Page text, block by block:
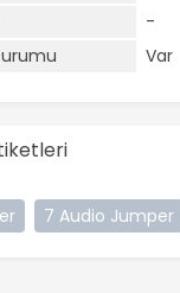
-
Var
7 Audio Jumper